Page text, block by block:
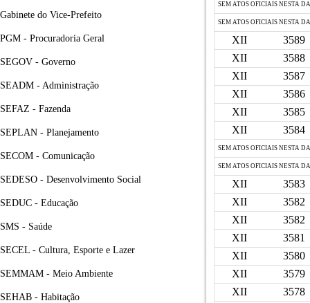
Gabinete do Vice-Prefeito
PGM - Procuradoria Geral
SEGOV - Governo
SEADM - Administração
SEFAZ - Fazenda
SEPLAN - Planejamento
SECOM - Comunicação
SEDESO - Desenvolvimento Social
SEDUC - Educação
SMS - Saúde
SECEL - Cultura, Esporte e Lazer
SEMMAM - Meio Ambiente
SEHAB - Habitação
SEM ATOS OFICIAIS NESTA
SEM ATOS OFICIAIS NESTA
XII
3589
XII
3588
XII
3587
XII
3586
XII
3585
XII
3584
SEM ATOS OFICIAIS NESTA
SEM ATOS OFICIAIS NESTA
XII
3583
XII
3582
XII
3582
XII
3581
XII
3580
XII
3579
XII
3578